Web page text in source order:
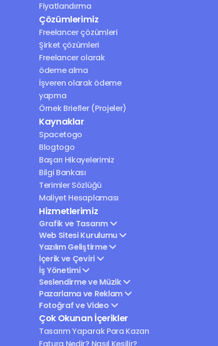
Fiyatlandırma
Çözümlerimiz
Freelancer çözümleri
Şirket çözümleri
Freelancer olarak
ödeme alma
İşveren olarak ödeme
yapma
Örnek Briefler (Projeler)
Kaynaklar
Spacetogo
Blogtogo
Başarı Hikayelerimiz
Bilgi Bankası
Terimler Sözlüğü
Maliyet Hesaplaması
Hizmetlerimiz
Grafik ve Tasarım
Web Sitesi Kurulumu
Yazılım Geliştirme
İçerik ve Çeviri
İş Yönetimi
Seslendirme ve Müzik
Pazarlama ve Reklam
Fotoğraf ve Video
Çok Okunan İçerikler
Tasarım Yaparak Para Kazan